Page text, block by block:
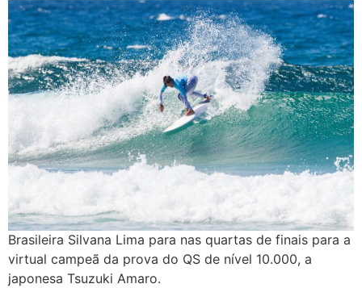
Brasileira Silvana Lima para nas quartas de finais para a
virtual campeã da prova do QS de nível 10.000, a
japonesa Tsuzuki Amaro.